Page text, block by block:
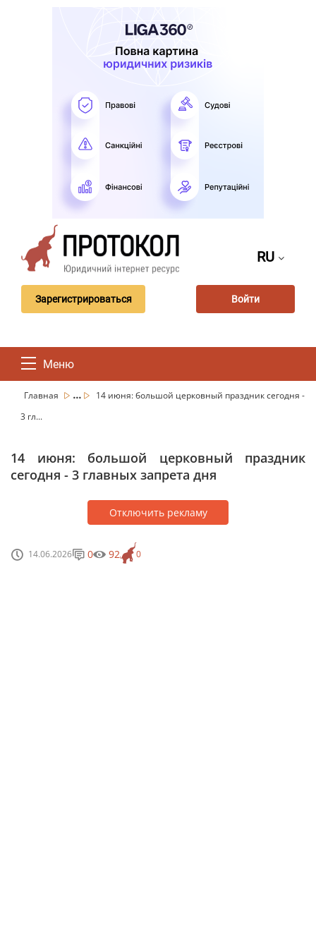
RU
Зарегистрироваться Войти
Меню
Главная ...
14 июня: большой церковный праздник сегодня -
3 гл...
14 июня: большой церковный праздник
сегодня - 3 главных запрета дня
Отключить рекламу
14.06.2026 0
0 92